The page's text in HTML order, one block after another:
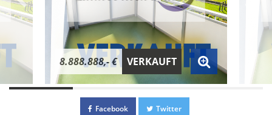
8.888.888,- € VERKAUFT
Facebook Twitter